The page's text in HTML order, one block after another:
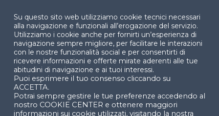
© 2024 Copyright © Politecnico di Milano Dipartimento
di Ingegneria Gestionale
Su questo sito web utilizziamo cookie tecnici necessari
alla navigazione e funzionali all’erogazione del servizio.
Utilizziamo i cookie anche per fornirti un’esperienza di
navigazione sempre migliore, per facilitare le interazioni
con le nostre funzionalità social e per consentirti di
ricevere informazioni e offerte mirate aderenti alle tue
abitudini di navigazione e ai tuoi interessi.
Puoi esprimere il tuo consenso cliccando su
ACCETTA.
Potrai sempre gestire le tue preferenze accedendo al
nostro COOKIE CENTER e ottenere maggiori
informazioni sui cookie utilizzati, visitando la nostra